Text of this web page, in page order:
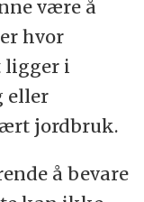
være å
hvor
ligger i
eller
jordbruk.
å bevare